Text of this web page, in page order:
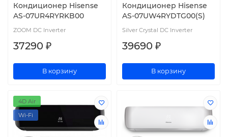
Кондиционер Hisense
AS-07UR4RYRKB00
ZOOM DC Inverter
37290 ₽
В корзину
Кондиционер Hisense
AS-07UW4RYDTG00(S)
Silver Crystal DC Inverter
39690 ₽
В корзину
4D Air
Wi-Fi